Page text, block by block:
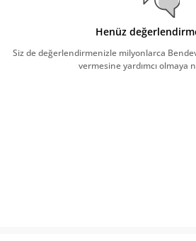
Henüz
Siz de değerlendirmenizle milyonlarca
vermesine yardımcı olmaya